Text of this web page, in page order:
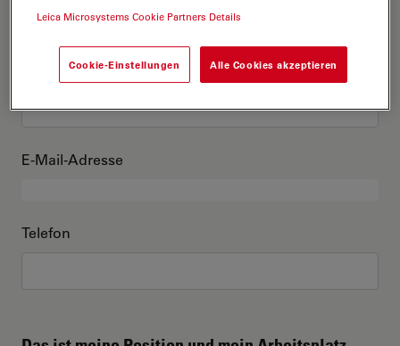
Nachname
E-Mail-Adresse
Telefon
Leica Microsystems Cookie Partners Details
Cookie-Einstellungen Alle Cookies akzeptieren